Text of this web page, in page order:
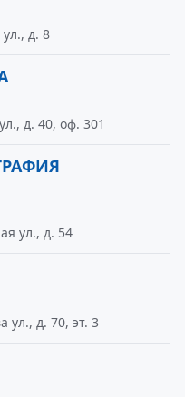
д. 8
д. 40, оф. 301
ул., д. 54
ул., д. 70, эт. 3